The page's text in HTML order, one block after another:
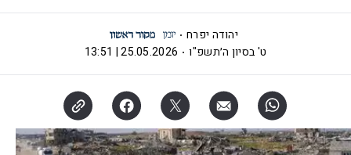
יהודה יפרח
ט' בסיון ה׳תשפ"ו
25.05.2026 | 13:51